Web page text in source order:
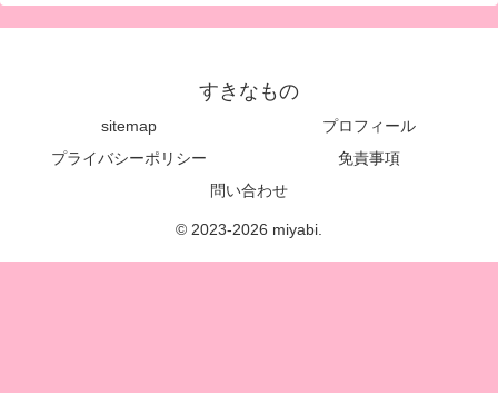
すきなもの
sitemap
プロフィール
プライバシーポリシー
免責事項
問い合わせ
© 2023-2026 miyabi.